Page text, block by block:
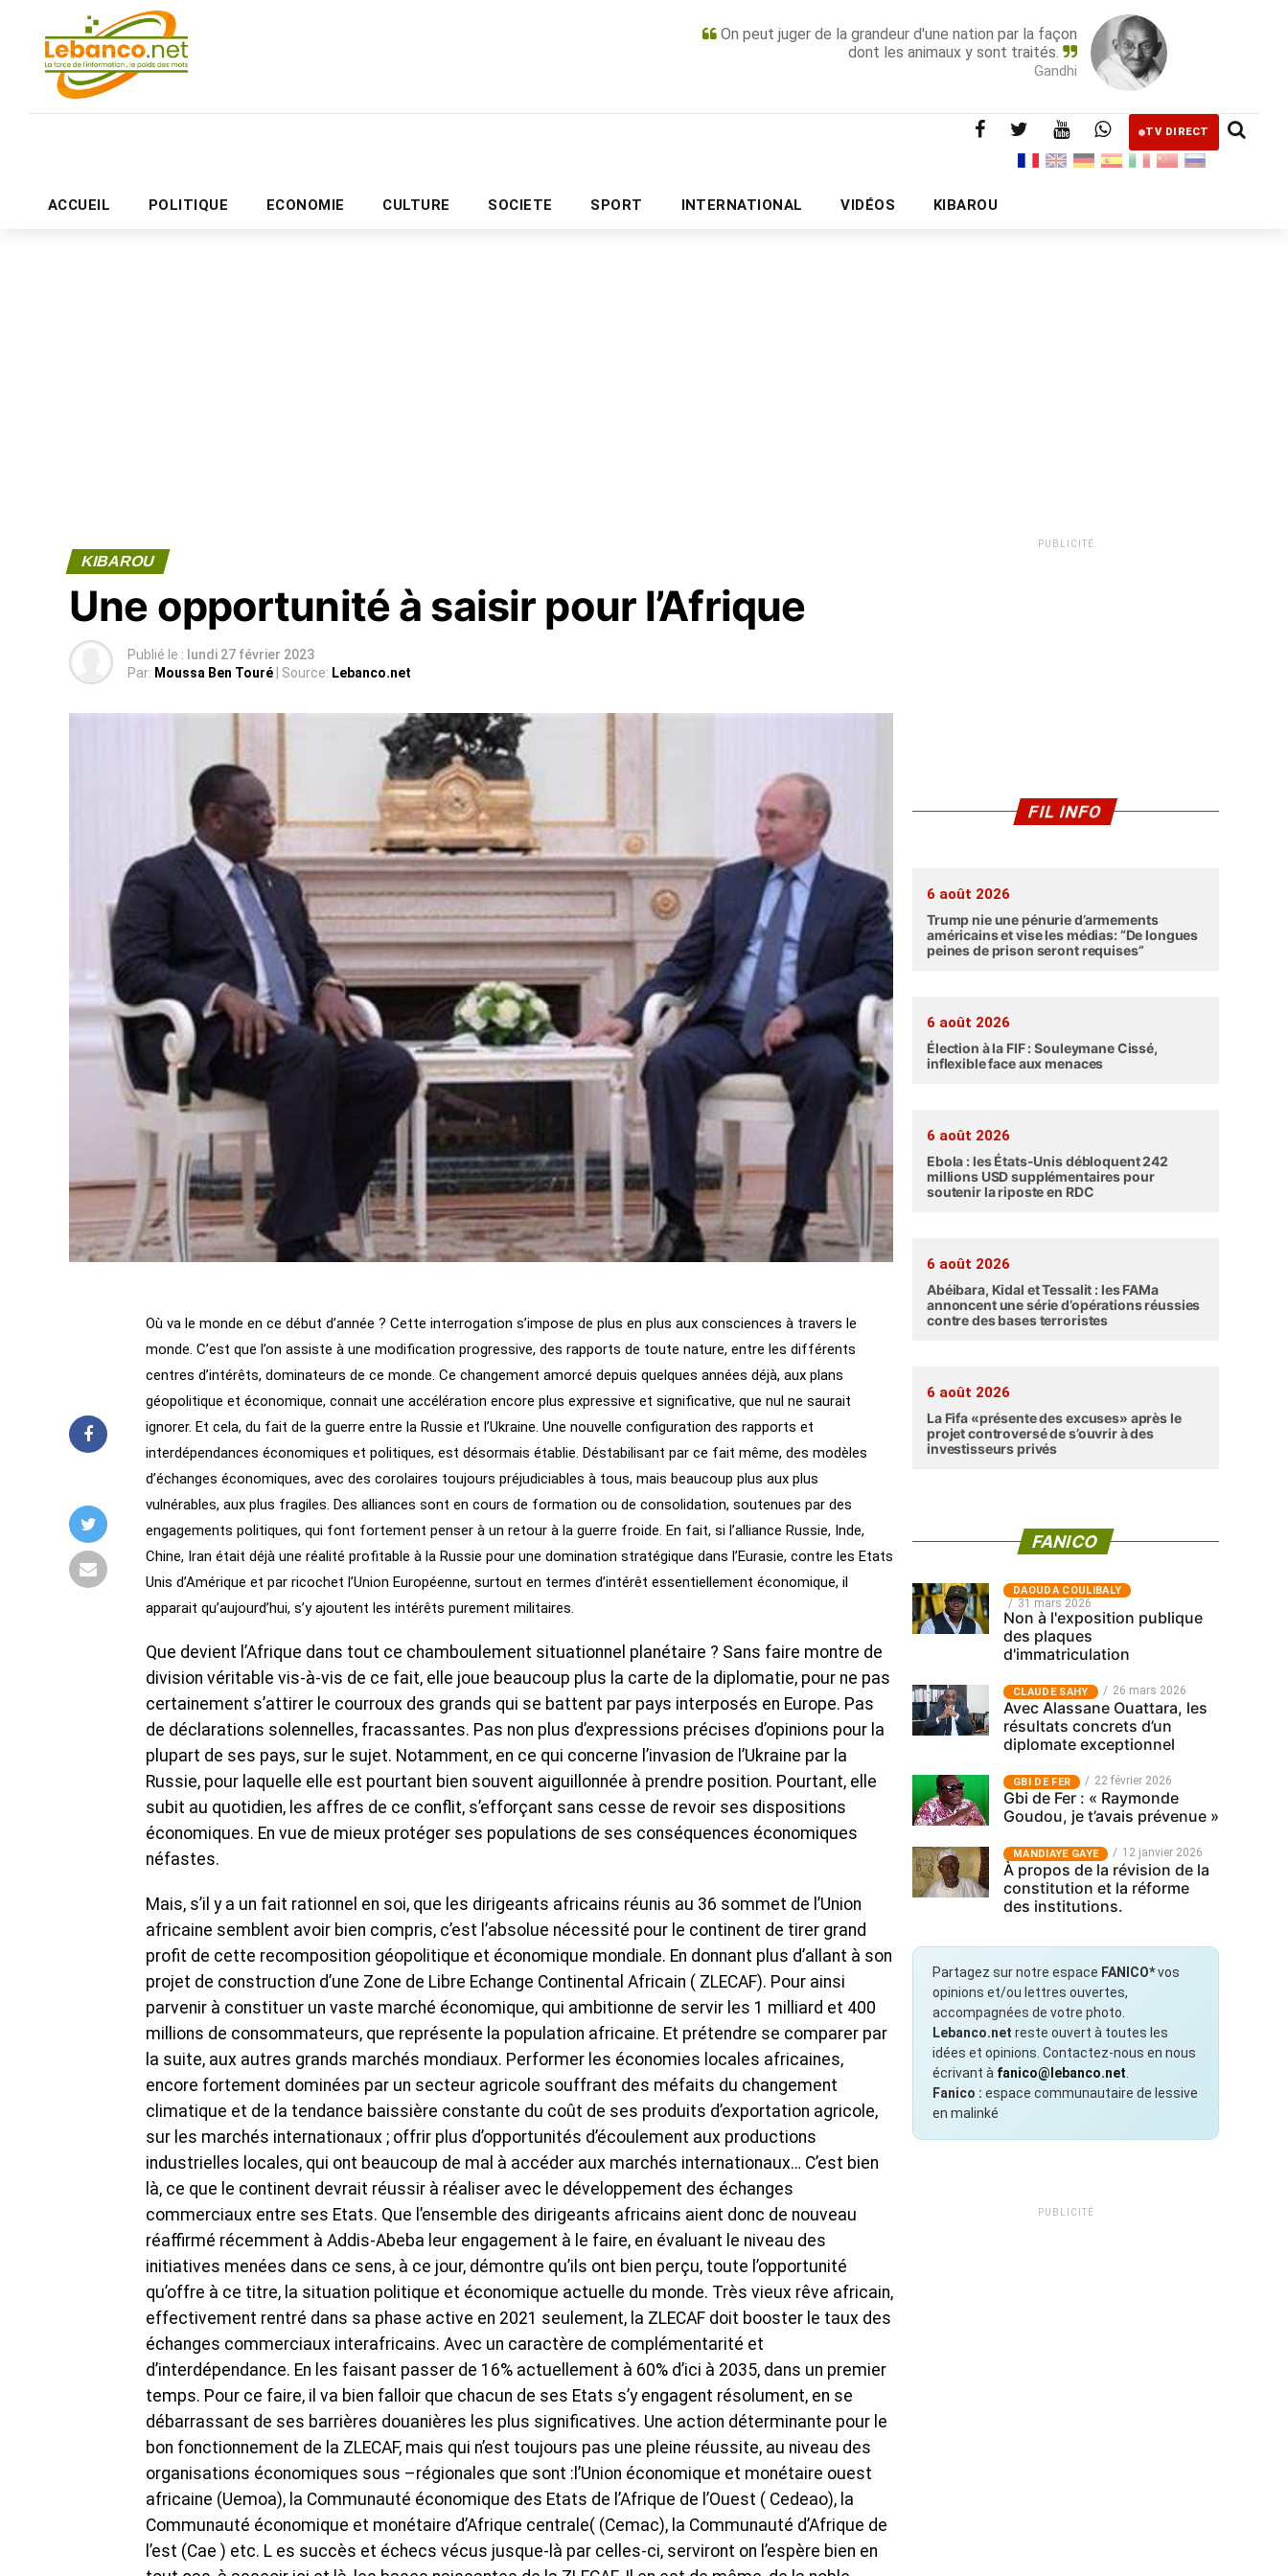
On peut juger de la grandeur d'une nation par la façon
dont les animaux y sont traités.
Gandhi
TV DIRECT
ACCUEIL POLITIQUE ECONOMIE CULTURE SOCIETE SPORT INTERNATIONAL VIDÉOS KIBAROU
PUBLICITÉ
KIBAROU
Une opportunité à saisir pour l’Afrique
Publié le : lundi 27 février 2023
Par: Moussa Ben Touré | Source: Lebanco.net
Où va le monde en ce début d’année ? Cette interrogation s’impose de plus en plus aux consciences à travers le
monde. C’est que l’on assiste à une modification progressive, des rapports de toute nature, entre les différents
centres d’intérêts, dominateurs de ce monde. Ce changement amorcé depuis quelques années déjà, aux plans
géopolitique et économique, connait une accélération encore plus expressive et significative, que nul ne saurait
ignorer. Et cela, du fait de la guerre entre la Russie et l’Ukraine. Une nouvelle configuration des rapports et
interdépendances économiques et politiques, est désormais établie. Déstabilisant par ce fait même, des modèles
d’échanges économiques, avec des corolaires toujours préjudiciables à tous, mais beaucoup plus aux plus
vulnérables, aux plus fragiles. Des alliances sont en cours de formation ou de consolidation, soutenues par des
engagements politiques, qui font fortement penser à un retour à la guerre froide. En fait, si l’alliance Russie, Inde,
Chine, Iran était déjà une réalité profitable à la Russie pour une domination stratégique dans l’Eurasie, contre les Etats
Unis d’Amérique et par ricochet l’Union Européenne, surtout en termes d’intérêt essentiellement économique, il
apparait qu’aujourd’hui, s’y ajoutent les intérêts purement militaires.
Que devient l’Afrique dans tout ce chamboulement situationnel planétaire ? Sans faire montre de
division véritable vis-à-vis de ce fait, elle joue beaucoup plus la carte de la diplomatie, pour ne pas
certainement s’attirer le courroux des grands qui se battent par pays interposés en Europe. Pas
de déclarations solennelles, fracassantes. Pas non plus d’expressions précises d’opinions pour la
plupart de ses pays, sur le sujet. Notamment, en ce qui concerne l’invasion de l’Ukraine par la
Russie, pour laquelle elle est pourtant bien souvent aiguillonnée à prendre position. Pourtant, elle
subit au quotidien, les affres de ce conflit, s’efforçant sans cesse de revoir ses dispositions
économiques. En vue de mieux protéger ses populations de ses conséquences économiques
néfastes.
Mais, s’il y a un fait rationnel en soi, que les dirigeants africains réunis au 36 sommet de l’Union
africaine semblent avoir bien compris, c’est l’absolue nécessité pour le continent de tirer grand
profit de cette recomposition géopolitique et économique mondiale. En donnant plus d’allant à son
projet de construction d’une Zone de Libre Echange Continental Africain ( ZLECAF). Pour ainsi
parvenir à constituer un vaste marché économique, qui ambitionne de servir les 1 milliard et 400
millions de consommateurs, que représente la population africaine. Et prétendre se comparer par
la suite, aux autres grands marchés mondiaux. Performer les économies locales africaines,
encore fortement dominées par un secteur agricole souffrant des méfaits du changement
climatique et de la tendance baissière constante du coût de ses produits d’exportation agricole,
sur les marchés internationaux ; offrir plus d’opportunités d’écoulement aux productions
industrielles locales, qui ont beaucoup de mal à accéder aux marchés internationaux… C’est bien
là, ce que le continent devrait réussir à réaliser avec le développement des échanges
commerciaux entre ses Etats. Que l’ensemble des dirigeants africains aient donc de nouveau
réaffirmé récemment à Addis-Abeba leur engagement à le faire, en évaluant le niveau des
initiatives menées dans ce sens, à ce jour, démontre qu’ils ont bien perçu, toute l’opportunité
qu’offre à ce titre, la situation politique et économique actuelle du monde. Très vieux rêve africain,
effectivement rentré dans sa phase active en 2021 seulement, la ZLECAF doit booster le taux des
échanges commerciaux interafricains. Avec un caractère de complémentarité et
d’interdépendance. En les faisant passer de 16% actuellement à 60% d’ici à 2035, dans un premier
temps. Pour ce faire, il va bien falloir que chacun de ses Etats s’y engagent résolument, en se
débarrassant de ses barrières douanières les plus significatives. Une action déterminante pour le
bon fonctionnement de la ZLECAF, mais qui n’est toujours pas une pleine réussite, au niveau des
organisations économiques sous –régionales que sont :l’Union économique et monétaire ouest
africaine (Uemoa), la Communauté économique des Etats de l’Afrique de l’Ouest ( Cedeao), la
Communauté économique et monétaire d’Afrique centrale( (Cemac), la Communauté d’Afrique de
l’est (Cae ) etc. L es succès et échecs vécus jusque-là par celles-ci, serviront on l’espère bien en
PUBLICITÉ
FIL INFO
6 août 2026
Trump nie une pénurie d’armements
américains et vise les médias: “De longues
peines de prison seront requises”
6 août 2026
Élection à la FIF : Souleymane Cissé,
inflexible face aux menaces
6 août 2026
Ebola : les États-Unis débloquent 242
millions USD supplémentaires pour
soutenir la riposte en RDC
6 août 2026
Abéibara, Kidal et Tessalit : les FAMa
annoncent une série d’opérations réussies
contre des bases terroristes
6 août 2026
La Fifa «présente des excuses» après le
projet controversé de s’ouvrir à des
investisseurs privés
FANICO
‎DAOUDA COULIBALY
31 mars 2026
Non à l'exposition publique
des plaques
d'immatriculation
CLAUDE SAHY 26 mars 2026
Avec Alassane Ouattara, les
résultats concrets d’un
diplomate exceptionnel
GBI DE FER 22 février 2026
Gbi de Fer : « Raymonde
Goudou, je t’avais prévenue »
MANDIAYE GAYE 12 janvier 2026
À propos de la révision de la
constitution et la réforme
des institutions.
Partagez sur notre espace FANICO*vos
opinions et/ou lettres ouvertes,
accompagnées de votre photo.
Lebanco.net reste ouvert à toutes les
idées et opinions. Contactez-nous en nous
écrivant à fanico@lebanco.net
Fanico : espace communautaire de lessive
en malinké
PUBLICITÉ